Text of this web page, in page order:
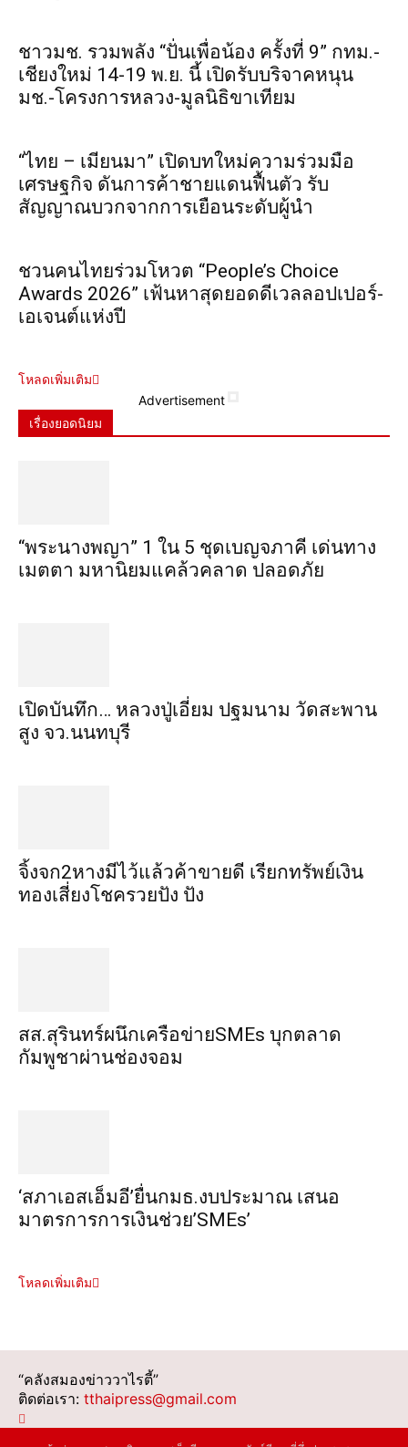
ชาวมช. รวมพลัง “ปั่นเพื่อน้อง ครั้งที่ 9” กทม.-
เชียงใหม่ 14-19 พ.ย. นี้ เปิดรับบริจาคหนุน
มช.-โครงการหลวง-มูลนิธิขาเทียม
“ไทย – เมียนมา” เปิดบทใหม่ความร่วมมือ
เศรษฐกิจ ดันการค้าชายแดนฟื้นตัว รับ
สัญญาณบวกจากการเยือนระดับผู้นำ
ชวนคนไทยร่วมโหวต “People’s Choice
Awards 2026” เฟ้นหาสุดยอดดีเวลลอปเปอร์-
เอเจนต์แห่งปี
โหลดเพิ่มเติม
Advertisement
เรื่องยอดนิยม
“พระ​นาง​พญา” 1 ใน 5​ ชุดเบญจ​ภาคี​ เด่นทาง
เมตตา​ มหา​นิยม​แคล้วคลาด​ ปลอดภัย​
เปิดบันทึก… หลวงปู่เอี่ยม ​ปฐม​นาม​ วัดสะพาน
สูง​ จว.นนทบุรี
จิ้งจก​2​หาง​มีไว้แล้ว​ค้าขาย​ดี​ เรียก​ทรัพย์เงิน
ทอง​เสี่ยงโชค​รวยปัง​ ปัง​
สส.สุรินทร์ผนึกเครือข่ายSMEs บุกตลาด
กัมพูชาผ่านช่องจอม
‘สภาเอสเอ็มอี’ยื่นกมธ.งบประมาณ เสนอ
มาตรการการเงินช่วย’SMEs’
โหลดเพิ่มเติม
“คลังสมองข่าววาไรตี้”
ติดต่อเรา: tthaipress@gmail.com